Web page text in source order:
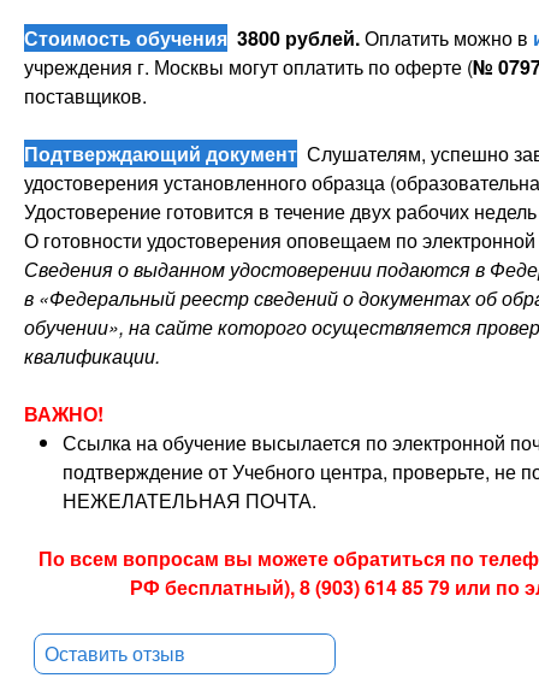
Стоимость обучения 3800 рублей.Оплатить можно в
учреждения г. Москвы могут оплатить по оферте (№
поставщиков.
Подтверждающий документ Слушателям, успешно
удостоверения установленного образца
Удостоверение готовится в течение двух рабочих
О готовности удостоверения оповещаем по электронной
Сведения о выданном удостоверении подаются в
в «Федеральный реестр сведений о документах об
обучении», на сайте которого осуществляется
квалификации.
ВАЖНО!
Ссылка на обучение высылается по электронной
подтверждение от Учебного центра, проверьте,
НЕЖЕЛАТЕЛЬНАЯ ПОЧТА.
По всем вопросам вы можете обратиться по
РФ бесплатный), 8 (903) 614 85 79 или по
Оставить отзыв